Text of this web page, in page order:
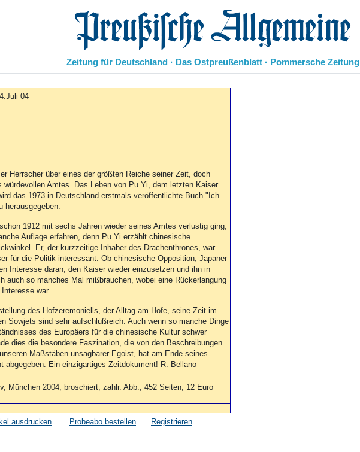
Preußische Allgemeine Zeitung
Zeitung für Deutschland · Das Ostpreußenblatt · Pommersche Zeitung
Geschichte
Ostpreußen
Pommern
Schlesien
Danzig und Westpreußen
Bücher
04
Herrscher über eines der größten Reiche seiner Zeit, doch
würdevollen Amtes. Das Leben von Pu Yi, dem letzten Kaiser
das 1973 in Deutschland erstmals veröffentlichte Buch "Ich
herausgegeben.
1912 mit sechs Jahren wieder seines Amtes verlustig ging,
Auflage erfahren, denn Pu Yi erzählt chinesische
Er, der kurzzeitige Inhaber des Drachenthrones, war
für die Politik interessant. Ob chinesische Opposition, Japaner
Interesse daran, den Kaiser wieder einzusetzen und ihn in
auch so manches Mal mißbrauchen, wobei eine Rückerlangung
war.
des Hofzeremoniells, der Alltag am Hofe, seine Zeit im
Sowjets sind sehr aufschlußreich. Auch wenn so manche Dinge
des Europäers für die chinesische Kultur schwer
dies die besondere Faszination, die von den Beschreibungen
Maßstäben unsagbarer Egoist, hat am Ende seines
abgegeben. Ein einzigartiges Zeitdokument! R. Bellano
München 2004, broschiert, zahlr. Abb., 452 Seiten, 12 Euro
ausdrucken Probeabo bestellen Registrieren